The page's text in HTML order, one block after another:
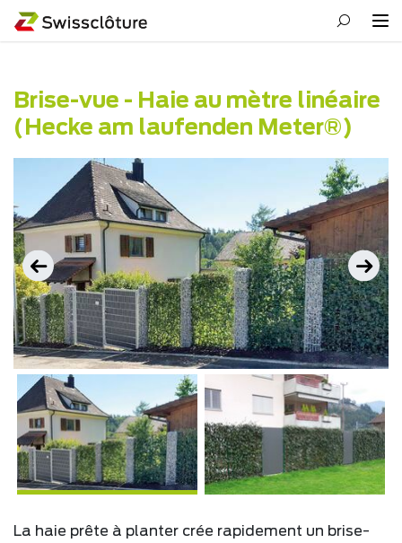
Brise-vue - Haie au mètre linéaire
(Hecke am laufenden Meter®)
La haie prête à planter crée rapidement un brise-